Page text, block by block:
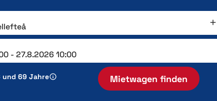
und 69 Jahre Mietwagen finden